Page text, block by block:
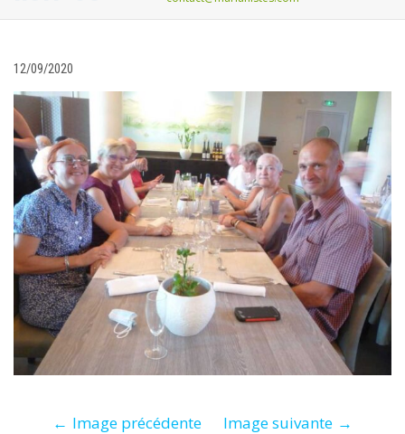
12/09/2020
Image précédente Image suivante